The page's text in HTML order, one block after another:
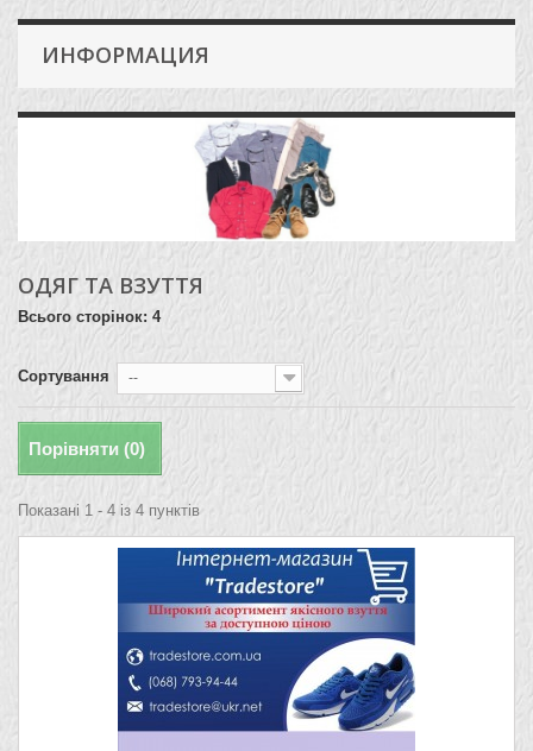
ИНФОРМАЦИЯ
ОДЯГ ТА ВЗУТТЯ
Всього сторінок: 4
Сортування --
Порівняти (0)
Показані 1 - 4 із 4 пунктів